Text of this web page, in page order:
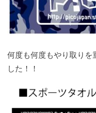
何度も何度もやり取りを
した！！